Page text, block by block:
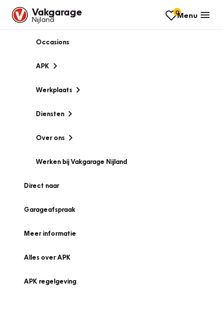
Vakgarage
Nijland
0Menu
Occasions
APK
Werkplaats
Diensten
Over ons
Werken bij Vakgarage Nijland
Direct naar
Garageafspraak
Meer informatie
Alles over APK
APK regelgeving